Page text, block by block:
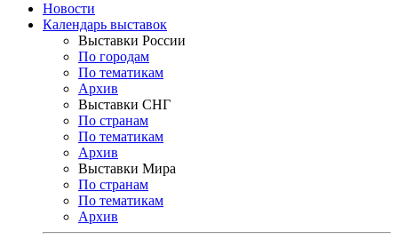
Новости
Календарь выставок
Выставки России
По городам
По тематикам
Архив
Выставки СНГ
По странам
По тематикам
Архив
Выставки Мира
По странам
По тематикам
Архив